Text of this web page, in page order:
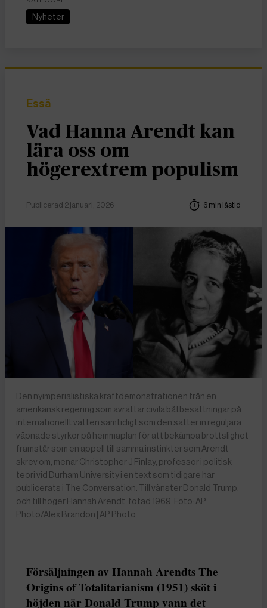
Nyheter
Essä
Vad Hanna Arendt kan
lära oss om
högerextrem populism
Publicerad 2 januari, 2026 6 min lästid
Den nyimperialistiska kraftdemonstrationen från en
amerikansk regering som avrättar civila båtbesättningar på
internationellt vatten samtidigt som den sätter in reguljära
väpnade styrkor på hemmaplan för att bekämpa brottslighet
framstår som en appell till samma instinkter som Arendt
skrev om, menar Christopher J Finlay, professor i politisk
teori vid Durham University i en text som tidigare har
publicerats i The Conversation. Till vänster Donald Trump,
och till höger Hannah Arendt, fotad 1969. Foto: AP
Photo/Alex Brandon | AP Photo
Försäljningen av Hannah Arendts The
Origins of Totalitarianism (1951) sköt i
höjden när Donald Trump vann det